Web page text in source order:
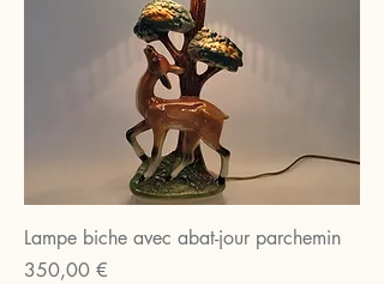
Lampe biche avec abat-jour parchemin
Prix
350,00 €